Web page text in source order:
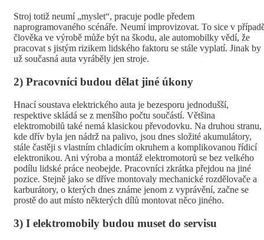
Stroj totiž neumí „myslet“, pracuje podle předem
naprogramovaného scénáře. Neumí improvizovat. To sice v
člověka ve výrobě může být na škodu, ale automobilky vědí, že
pracovat s jistým rizikem lidského faktoru se stále vyplatí. Jinak by
už současná auta vyráběly jen stroje.
2) Pracovníci budou dělat jiné úkony
Hnací soustava elektrického auta je bezesporu jednodušší,
respektive skládá se z menšího počtu součástí. Většina
elektromobilů také nemá klasickou převodovku. Na druhou stranu,
kde dřív byla jen nádrž na palivo, jsou dnes složité akumulátory,
stále častěji s vlastním chladicím okruhem a komplikovanou řídicí
elektronikou. Ani výroba a montáž elektromotorů se bez velkého
podílu lidské práce neobejde. Pracovníci zkrátka přejdou na jiné
pozice. Stejně jako se dříve montovaly mechanické rozdělovače a
karburátory, o kterých dnes známe jenom z vyprávění, začne se
prostě do aut místo některých dílů montovat něco jiného.
3) I elektromobily budou muset do servisu